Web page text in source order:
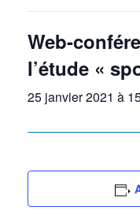
Web-
l’étude «
25 janvier 2021 à